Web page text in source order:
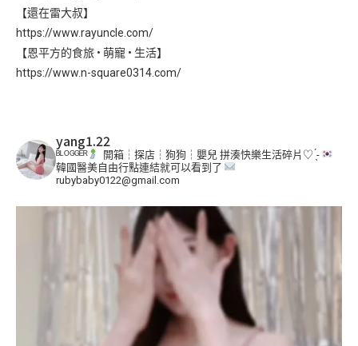
【還在雷大叔】
https://www.rayuncle.com/
【恩平方的食旅 • 萌寵 • 生活】
https://www.n-square0314.com/
yang1.22
ᴮᴸᴼᴳᴳᴱᴿ 開箱┆探店┆狗狗┆嬰兒 拼湊快樂生活碎片♡ ̖́-
韓國醫美自由行點連結就可以看到了
rubybaby0122@gmail.com